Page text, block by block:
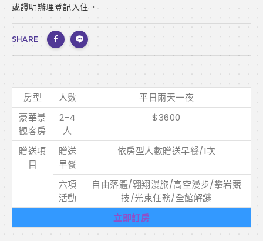
或證明辦理登記入住。
SHARE
房型 人數
平日兩天一夜
豪華景
觀客房
2-4
人
$3600
贈送項
目
贈送
早餐
依房型人數贈送早餐/1次
六項
活動
自由落體/翱翔漫旅/高空漫步/攀岩競
技/光束任務/全館解謎
立即訂房